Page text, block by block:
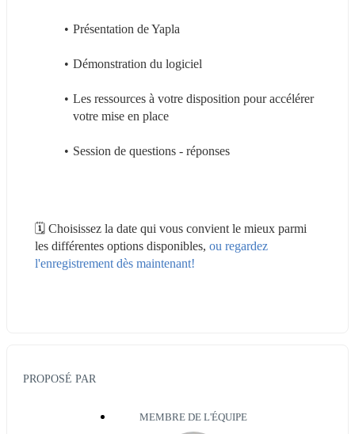
Présentation de Yapla
Démonstration du logiciel
Les ressources à votre disposition pour accélérer
votre mise en place
Session de questions - réponses
🗓 Choisissez la date qui vous convient le mieux parmi
les différentes options disponibles, ou regardez
l'enregistrement dès maintenant!
PROPOSÉ PAR
MEMBRE DE L'ÉQUIPE